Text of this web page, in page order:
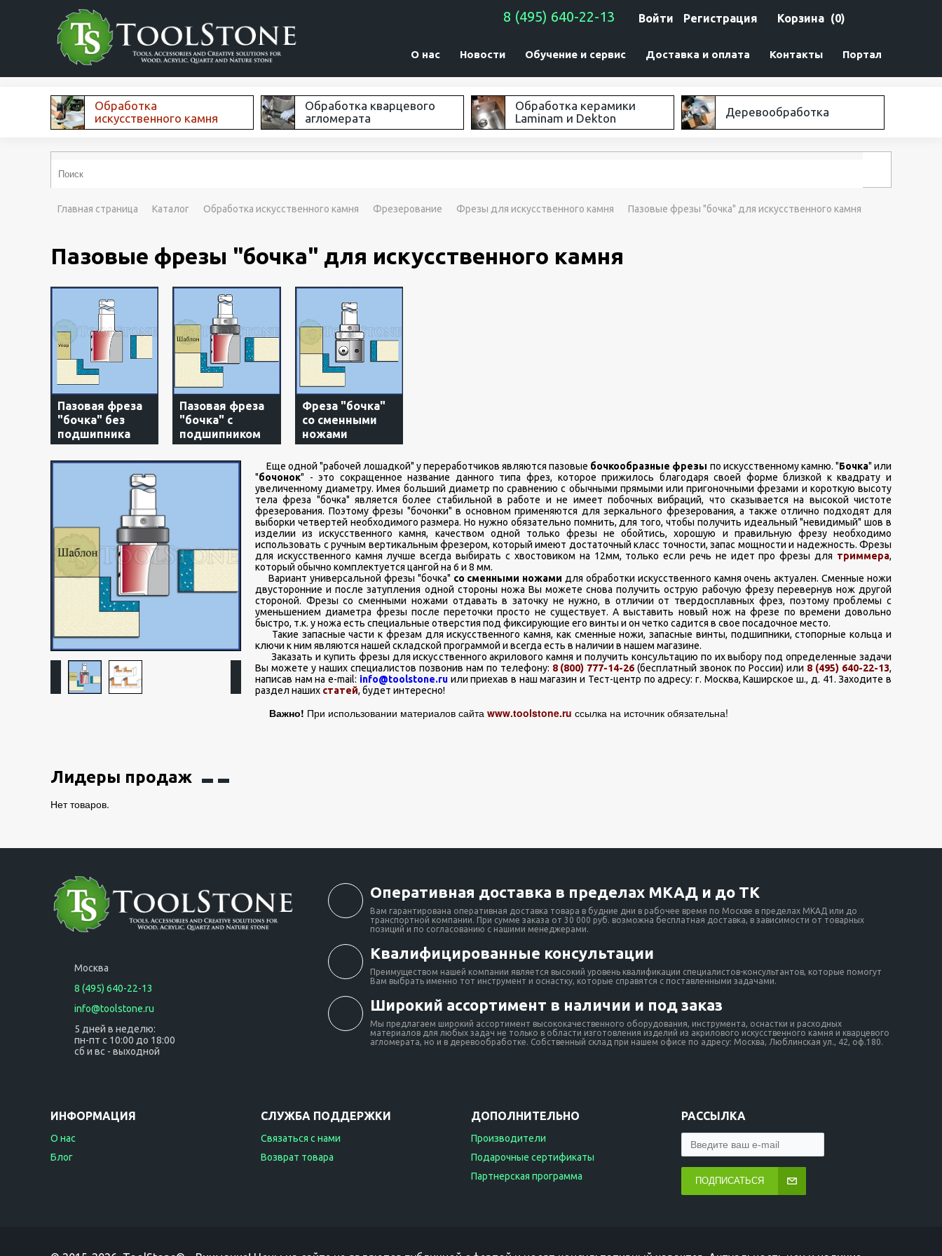
Войти Регистрация Корзина (0)
8 (495) 640-22-13
Портал
Контакты
Доставка и оплата
Обучение и сервис
Новости
О нас
Обработка
искусственного камня
Обработка кварцевого
агломерата
Обработка керамики
Laminam и Dekton
Деревообработка
Главная страница Каталог Обработка искусственного камня Фрезерование Фрезы для искусственного камня Пазовые фрезы "бочка" для искусственного камня
Пазовые фрезы "бочка" для искусственного камня
Пазовая фреза
"бочка" без
подшипника
Пазовая фреза
"бочка" с
подшипником
Фреза "бочка"
со сменными
ножами
Еще одной "рабочей лошадкой" у переработчиков являются пазовые бочкообразные фрезы по искусственному камню. "Бочка" или
"бочонок" - это сокращенное название данного типа фрез, которое прижилось благодаря своей форме близкой к квадрату и
увеличенному диаметру. Имея больший диаметр по сравнению с обычными прямыми или пригоночными фрезами и короткую высоту
тела фреза "бочка" является более стабильной в работе и не имеет побочных вибраций, что сказывается на высокой чистоте
фрезерования. Поэтому фрезы "бочонки" в основном применяются для зеркального фрезерования, а также отлично подходят для
выборки четвертей необходимого размера. Но нужно обязательно помнить, для того, чтобы получить идеальный "невидимый" шов в
изделии из искусственного камня, качеством одной только фрезы не обойтись, хорошую и правильную фрезу необходимо
использовать с ручным вертикальным фрезером, который имеют достаточный класс точности, запас мощности и надежность. Фрезы
для искусственного камня лучше всегда выбирать с хвостовиком на 12мм, только если речь не идет про фрезы для триммера,
который обычно комплектуется цангой на 6 и 8 мм.
Вариант универсальной фрезы "бочка" со сменными ножами для обработки искусственного камня очень актуален. Сменные ножи
двусторонние и после затупления одной стороны ножа Вы можете снова получить острую рабочую фрезу перевернув нож другой
стороной. Фрезы со сменными ножами отдавать в заточку не нужно, в отличии от твердосплавных фрез, поэтому проблемы с
уменьшением диаметра фрезы после переточки просто не существует. А выставить новый нож на фрезе по времени довольно
быстро, т.к. у ножа есть специальные отверстия под фиксирующие его винты и он четко садится в свое посадочное место.
Такие запасные части к фрезам для искусственного камня, как сменные ножи, запасные винты, подшипники, стопорные кольца и
ключи к ним являются нашей складской программой и всегда есть в наличии в нашем магазине.
Заказать и купить фрезы для искусственного акрилового камня и получить консультацию по их выбору под определенные задачи
Вы можете у наших специалистов позвонив нам по телефону: 8 (800) 777-14-26 (бесплатный звонок по России) или 8 (495) 640-22-13,
написав нам на e-mail: info@toolstone.ruили приехав в наш магазин и Тест-центр по адресу: г. Москва, Каширское ш., д. 41. Заходите в
раздел наших статей, будет интересно!
Важно! При использовании материалов сайта www.toolstone.ru ссылка на источник обязательна!
Лидеры продаж
Нет товаров.
Москва
8 (495) 640-22-13
info@toolstone.ru
5 дней в неделю:
пн-пт с 10:00 до 18:00
сб и вс - выходной
Оперативная доставка в пределах МКАД и до ТК
Вам гарантирована оперативная доставка товара в будние дни в рабочее время по Москве в пределах МКАД или до
транспортной компании. При сумме заказа от 30 000 руб. возможна бесплатная доставка, в зависимости от товарных
позиций и по согласованию с нашими менеджерами.
Квалифицированные консультации
Преимуществом нашей компании является высокий уровень квалификации специалистов-консультантов, которые помогут
Вам выбрать именно тот инструмент и оснастку, которые справятся с поставленными задачами.
Широкий ассортимент в наличии и под заказ
Мы предлагаем широкий ассортимент высококачественного оборудования, инструмента, оснастки и расходных
материалов для любых задач не только в области изготовления изделий из акрилового искусственного камня и кварцевого
агломерата, но и в деревообработке. Собственный склад при нашем офисе по адресу: Москва, Люблинская ул., 42, оф.180.
ИНФОРМАЦИЯ
О нас
Блог
СЛУЖБА ПОДДЕРЖКИ
Связаться с нами
Возврат товара
ДОПОЛНИТЕЛЬНО
Производители
Подарочные сертификаты
Партнерская программа
РАССЫЛКА
ПОДПИСАТЬСЯ